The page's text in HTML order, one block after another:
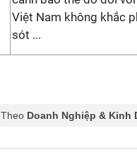
Việt Nam không khắc
sót ...
Theo Doanh Nghiệp & Kinh